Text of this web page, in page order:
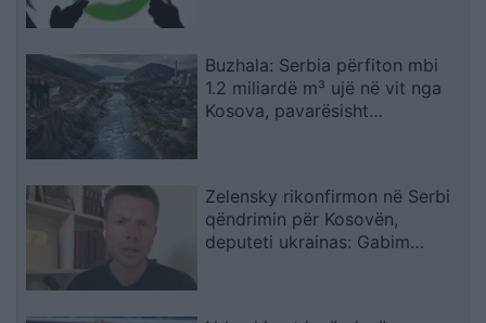
Buzhala: Serbia përfiton mbi
1.2 miliardë m³ ujë në vit nga
Kosova, pavarësisht
Zelensky rikonfirmon në Serbi
qëndrimin për Kosovën,
deputeti ukrainas: Gabim